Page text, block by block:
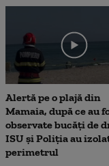
Alertă pe o plajă din
Mamaia, după ce au
observate bucăți de
ISU și Poliția au
perimetrul